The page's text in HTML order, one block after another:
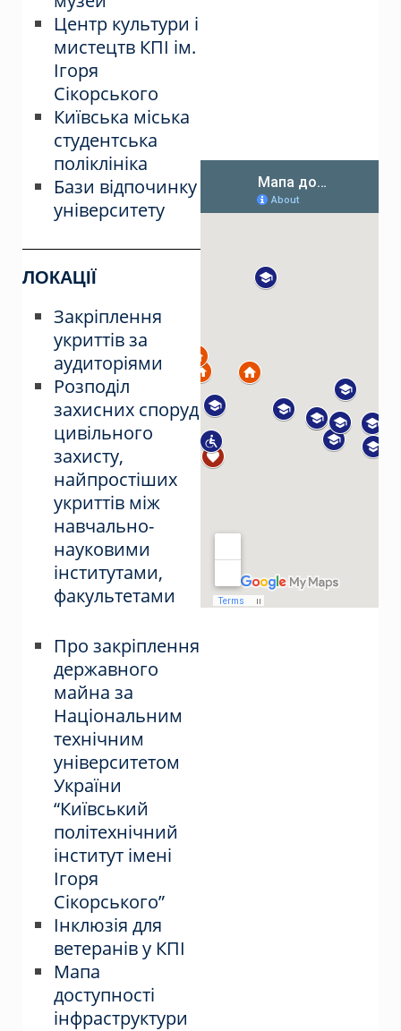
Центр культури і
мистецтв КПІ ім.
Ігоря
Сікорського
Київська міська
студентська
поліклініка
Бази відпочинку
університету
ЛОКАЦІЇ
Закріплення
укриттів за
аудиторіями
Розподіл
захисних споруд
цивільного
захисту,
найпростіших
укриттів між
навчально-
науковими
інститутами,
факультетами
Про закріплення
державного
майна за
Національним
технічним
університетом
України
“Київський
політехнічний
інститут імені
Ігоря
Сікорського”
Інклюзія для
ветеранів у КПІ
Мапа
доступності
інфраструктури